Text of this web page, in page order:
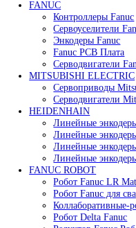
Вход
Имя пользователя или
Пароль*
Войти
Забыли пароль?
Все права защищены.
+7 (499) 130-03-67; +7
Меню
Категории